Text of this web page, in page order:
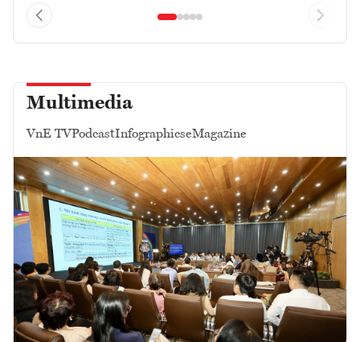
Multimedia
VnE TVPodcastInfographicseMagazine